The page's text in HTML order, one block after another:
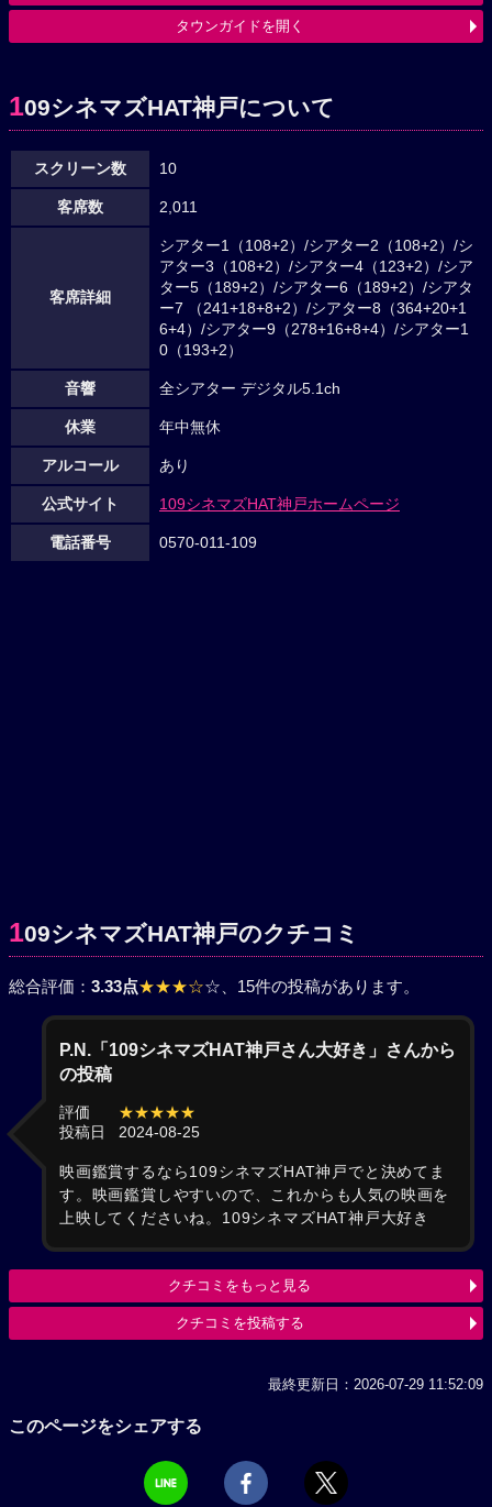
タウンガイドを開く
109シネマズHAT神戸について
スクリーン数 10
客席数 2,011
客席詳細
シアター1（108+2）/シアター2（108+2）/シ
アター3（108+2）/シアター4（123+2）/シア
ター5（189+2）/シアター6（189+2）/シアタ
ー7 （241+18+8+2）/シアター8（364+20+1
6+4）/シアター9（278+16+8+4）/シアター1
0（193+2）
音響 全シアター デジタル5.1ch
休業 年中無休
アルコール あり
公式サイト 109シネマズHAT神戸ホームページ
電話番号 0570-011-109
109シネマズHAT神戸のクチコミ
総合評価： 3.33点★★★☆☆ 、15件の投稿があります。
P.N.「109シネマズHAT神戸さん大好き」さんから
の投稿
評価
★★★★★
投稿日
2024-08-25
映画鑑賞するなら109シネマズHAT神戸でと決めてま
す。映画鑑賞しやすいので、これからも人気の映画を
上映してくださいね。109シネマズHAT神戸大好き
クチコミをもっと見る
クチコミを投稿する
最終更新日：2026-07-29 11:52:09
このページをシェアする